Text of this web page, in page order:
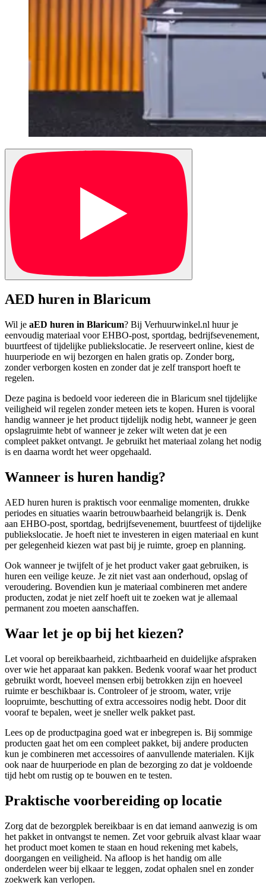
AED huren in Blaricum
Wil je aED huren in Blaricum? Bij Verhuurwinkel.nl huur je
eenvoudig materiaal voor EHBO-post, sportdag, bedrijfsevenement,
buurtfeest of tijdelijke publiekslocatie. Je reserveert online, kiest de
huurperiode en wij bezorgen en halen gratis op. Zonder borg,
zonder verborgen kosten en zonder dat je zelf transport hoeft te
regelen.
Deze pagina is bedoeld voor iedereen die in Blaricum snel tijdelijke
veiligheid wil regelen zonder meteen iets te kopen. Huren is vooral
handig wanneer je het product tijdelijk nodig hebt, wanneer je geen
opslagruimte hebt of wanneer je zeker wilt weten dat je een
compleet pakket ontvangt. Je gebruikt het materiaal zolang het nodig
is en daarna wordt het weer opgehaald.
Wanneer is huren handig?
AED huren huren is praktisch voor eenmalige momenten, drukke
periodes en situaties waarin betrouwbaarheid belangrijk is. Denk
aan EHBO-post, sportdag, bedrijfsevenement, buurtfeest of tijdelijke
publiekslocatie. Je hoeft niet te investeren in eigen materiaal en kunt
per gelegenheid kiezen wat past bij je ruimte, groep en planning.
Ook wanneer je twijfelt of je het product vaker gaat gebruiken, is
huren een veilige keuze. Je zit niet vast aan onderhoud, opslag of
veroudering. Bovendien kun je materiaal combineren met andere
producten, zodat je niet zelf hoeft uit te zoeken wat je allemaal
permanent zou moeten aanschaffen.
Waar let je op bij het kiezen?
Let vooral op bereikbaarheid, zichtbaarheid en duidelijke afspraken
over wie het apparaat kan pakken. Bedenk vooraf waar het product
gebruikt wordt, hoeveel mensen erbij betrokken zijn en hoeveel
ruimte er beschikbaar is. Controleer of je stroom, water, vrije
loopruimte, beschutting of extra accessoires nodig hebt. Door dit
vooraf te bepalen, weet je sneller welk pakket past.
Lees op de productpagina goed wat er inbegrepen is. Bij sommige
producten gaat het om een compleet pakket, bij andere producten
kun je combineren met accessoires of aanvullende materialen. Kijk
ook naar de huurperiode en plan de bezorging zo dat je voldoende
tijd hebt om rustig op te bouwen en te testen.
Praktische voorbereiding op locatie
Zorg dat de bezorgplek bereikbaar is en dat iemand aanwezig is om
het pakket in ontvangst te nemen. Zet voor gebruik alvast klaar waar
het product moet komen te staan en houd rekening met kabels,
doorgangen en veiligheid. Na afloop is het handig om alle
onderdelen weer bij elkaar te leggen, zodat ophalen snel en zonder
zoekwerk kan verlopen.